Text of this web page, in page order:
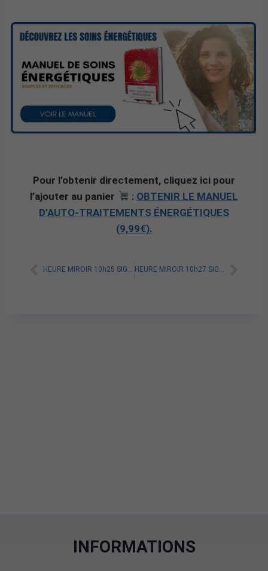
Pour l’obtenir directement, cliquez ici pour
l’ajouter au panier
: OBTENIR LE MANUEL
D’AUTO-TRAITEMENTS ÉNERGÉTIQUES
(9,99€).
HEURE MIROIR 10h25 SIGNIFICATION SPIRITUELLE [A LIRE] HEURE MIROIR 10h27 SIGNIFICATION SPIRITUELLE [A LIRE]
INFORMATIONS